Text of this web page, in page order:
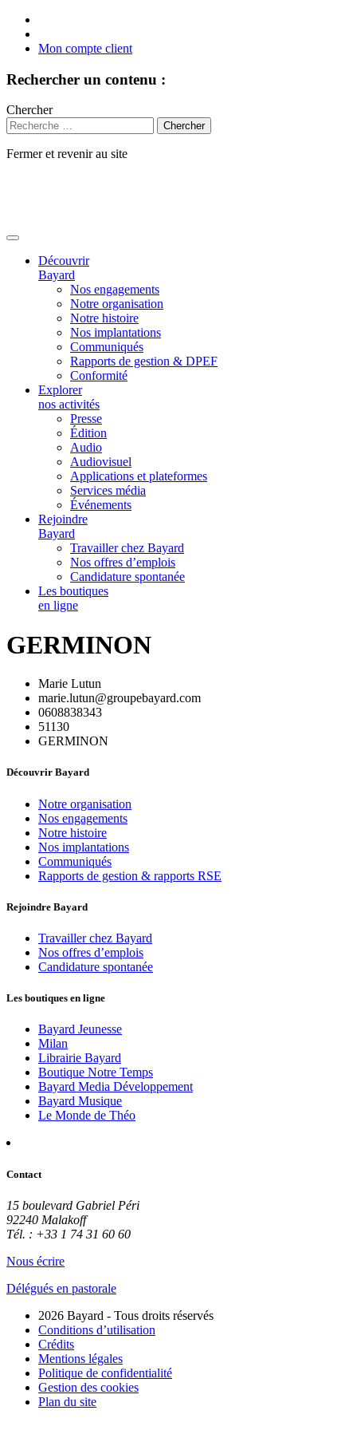
Mon compte client
Rechercher un contenu :
Chercher
Fermer et revenir au site
Découvrir
Bayard
Nos engagements
Notre organisation
Notre histoire
Nos implantations
Communiqués
Rapports de gestion & DPEF
Conformité
Explorer
nos activités
Presse
Édition
Audio
Audiovisuel
Applications et plateformes
Services média
Événements
Rejoindre
Bayard
Travailler chez Bayard
Nos offres d’emplois
Candidature spontanée
Les boutiques
en ligne
GERMINON
Marie Lutun
marie.lutun@groupebayard.com
0608838343
51130
GERMINON
Découvrir Bayard
Notre organisation
Nos engagements
Notre histoire
Nos implantations
Communiqués
Rapports de gestion & rapports RSE
Rejoindre Bayard
Travailler chez Bayard
Nos offres d’emplois
Candidature spontanée
Les boutiques en ligne
Bayard Jeunesse
Milan
Librairie Bayard
Boutique Notre Temps
Bayard Media Développement
Bayard Musique
Le Monde de Théo
Contact
15 boulevard Gabriel Péri
92240 Malakoff
Tél. : +33 1 74 31 60 60
Nous écrire
Délégués en pastorale
2026 Bayard - Tous droits réservés
Conditions d’utilisation
Crédits
Mentions légales
Politique de confidentialité
Gestion des cookies
Plan du site